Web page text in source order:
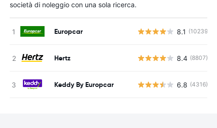
società di noleggio con una sola ricerca.
Europcar 8.1 (10239)
Hertz 8.4 (8807)
Keddy By Europcar 6.8 (4316)